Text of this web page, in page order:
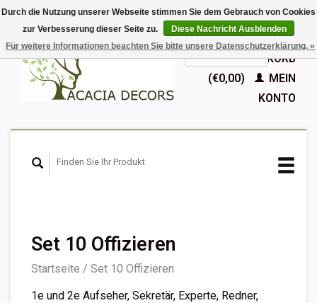
EUR
GBPDeutsch
Nederlands
English
IHR WARENKORB
(€0,00)
MEIN
KONTO
Set 10 Offizieren
Startseite / Set 10 Offizieren
1e und 2e Aufseher, Sekretär, Experte, Redner,
Durch die Nutzung unserer Webseite stimmen Sie dem Gebrauch von Cookies
zur Verbesserung dieser Seite zu.
Diese Nachricht Ausblenden
Für weitere Informationen beachten Sie bitte unsere Datenschutzerklärung. »